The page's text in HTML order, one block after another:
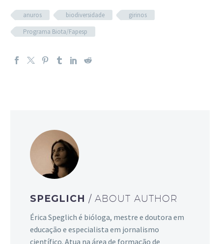
anuros biodiversidade
girinos
Programa Biota/Fapesp
SPEGLICH / ABOUT AUTHOR
Érica Speglich é bióloga, mestre e doutora em
educação e especialista em jornalismo
científico. Atua na área de formação de